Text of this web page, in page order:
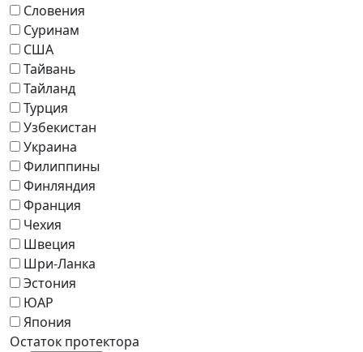
Словения
Суринам
США
Тайвань
Тайланд
Турция
Узбекистан
Украина
Филиппины
Финляндия
Франция
Чехия
Швеция
Шри-Ланка
Эстония
ЮАР
Япония
Остаток протектора